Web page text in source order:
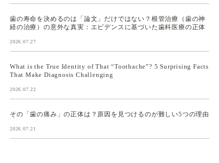
歯の寿命を決めるのは「論文」だけではない？根管治療（歯の神
経の治療）の意外な真実：エビデンスに基づいた歯科医療の正体
2026.07.27
What is the True Identity of That “Toothache”? 5 Surprising Facts
That Make Diagnosis Challenging
2026.07.22
その「歯の痛み」の正体は？原因を見つけるのが難しい5つの理由
2026.07.21